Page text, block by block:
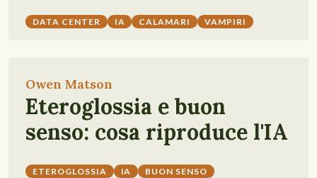
DATA CENTER IA CALAMARI VAMPIRI
Owen Matson
Eteroglossia e buon
senso: cosa riproduce l'IA
ETEROGLOSSIA IA BUON SENSO